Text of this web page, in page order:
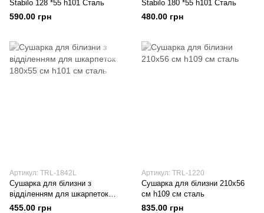
Stabilo 128 *55 h101 Сталь
590.00 грн
Stabilo 180 *55 h101 Сталь
480.00 грн
Артикул: TRL-1842L
Сушарка для білизни з
відділенням для шкарпеток
180х55 см h101 см сталь
455.00 грн
Артикул: TRL-1220
Сушарка для білизни 210х56
см h109 см сталь
835.00 грн